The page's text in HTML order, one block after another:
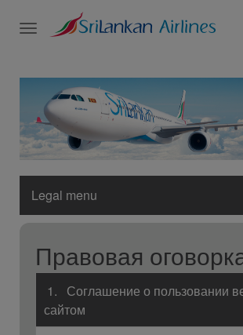
Toggle
Legal menu
Правовая
1. Соглашение о пользовании
сайтом